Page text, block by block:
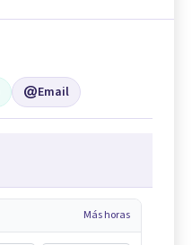
Email
Más horas